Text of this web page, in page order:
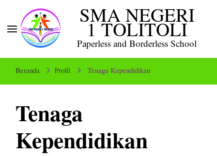
SMA NEGERI
1 TOLITOLI
Paperless and Borderless School
Beranda Profil Tenaga Kependidikan
Tenaga
Kependidikan